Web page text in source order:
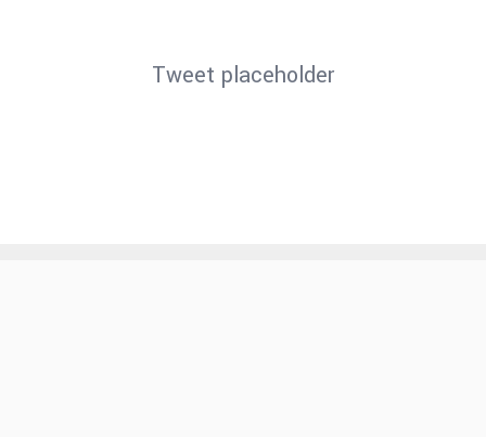
Tweet placeholder